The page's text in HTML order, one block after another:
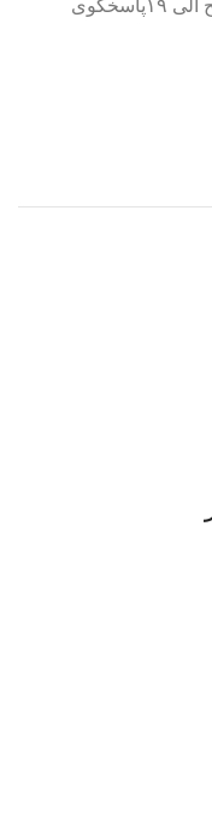
ما در حقوق یار هر ۷ روز هفته، از ۱۰صبح الی ۱۹پاسخگوی